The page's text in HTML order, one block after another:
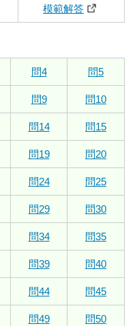
模範解答
問4 問5
問9 問10
問14 問15
問19 問20
問24 問25
問29 問30
問34 問35
問39 問40
問44 問45
問49 問50